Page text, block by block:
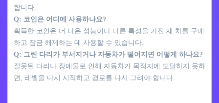
합니다.
Q: 코인은 어디에 사용하나요?
획득한 코인은 더 나은 성능이나 다른 특성을 가진 새 차를 구매
하고 잠금 해제하는 데 사용할 수 있습니다.
Q: 그린 다리가 부서지거나 자동차가 떨어지면 어떻게 하나요?
잘못된 다리나 장애물로 인해 자동차가 목적지에 도달하지 못하
면, 레벨을 다시 시작하고 경로를 다시 그려야 합니다.